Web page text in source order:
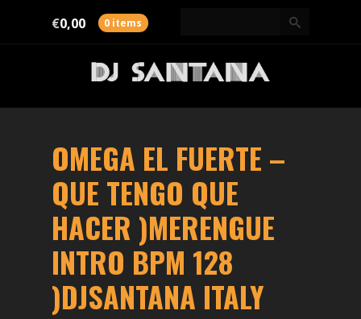
0,00
€ 0 items
OMEGA EL FUERTE –
QUE TENGO QUE
HACER )MERENGUE
INTRO BPM 128
)DJSANTANA ITALY